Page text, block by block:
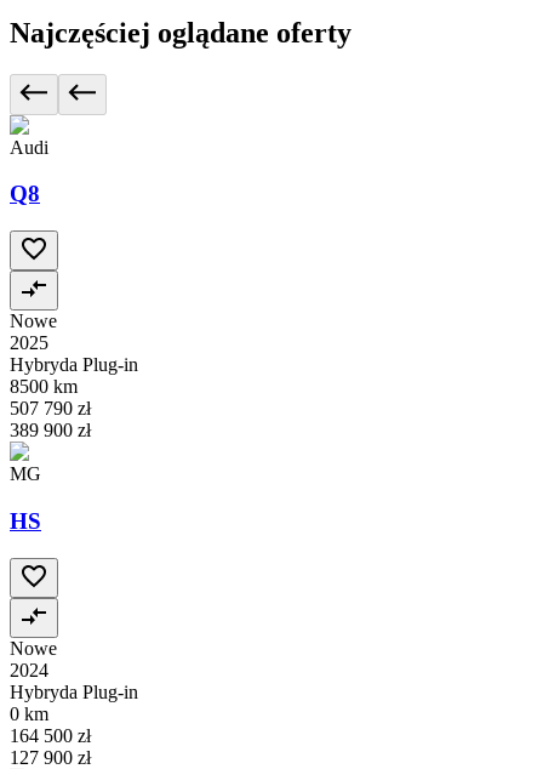
Najczęściej oglądane oferty
Audi
Q8
Nowe
2025
Hybryda Plug-in
8500 km
507 790 zł
389 900 zł
MG
HS
Nowe
2024
Hybryda Plug-in
0 km
164 500 zł
127 900 zł